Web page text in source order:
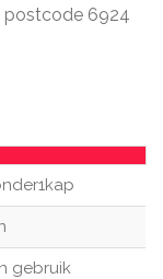
postcode 6924
gebruik